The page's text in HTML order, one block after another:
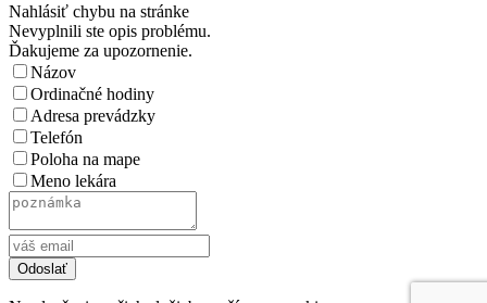
Nahlásiť chybu na stránke
Nevyplnili ste opis problému.
Ďakujeme za upozornenie.
Názov
Ordinačné hodiny
Adresa prevádzky
Telefón
Poloha na mape
Meno lekára